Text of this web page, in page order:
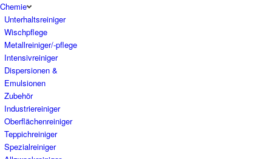
Chemie
Unterhaltsreiniger
Wischpflege
Metallreiniger/-pflege
Intensivreiniger
Dispersionen &
Emulsionen
Zubehör
Industriereiniger
Oberflächenreiniger
Teppichreiniger
Spezialreiniger